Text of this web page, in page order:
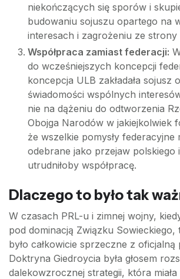
niekończących się sporów i
budowaniu sojuszu opartego na
interesach i zagrożeniu ze strony
Współpraca zamiast federacji:
do wcześniejszych koncepcji
koncepcja ULB zakładała sojusz
świadomości wspólnych
nie na dążeniu do odtworzenia
Obojga Narodów w jakiejkolwiek
że wszelkie pomysły federacyjne
odebrane jako przejaw polskiego
utrudniłoby współpracę.
Dlaczego to było tak
W czasach PRL-u i zimnej wojny,
pod dominacją Związku Sowieckiego,
było całkowicie sprzeczne z oficjalną
Doktryna Giedroycia była głosem
dalekowzrocznej strategii, która